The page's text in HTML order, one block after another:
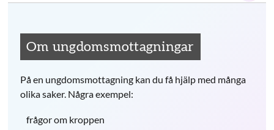
Om ungdomsmottagningar
På en ungdomsmottagning kan du få hjälp med många
olika saker. Några exempel:
frågor om kroppen